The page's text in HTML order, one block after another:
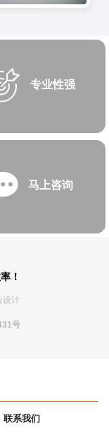
专业性强
马上咨询
！
设计
号
联系我们